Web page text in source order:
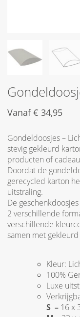
Vanaf€ 34,95
Gondeldoosjes –
stevig gekleurd
producten of
Doordat de
gerecycled karton
uitstraling.
De
2 verschillende
verschillende
samen met
Kleur:
100%
Luxe
S – 16 x